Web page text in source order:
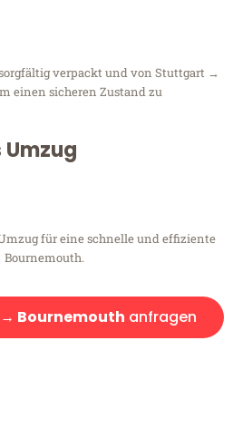
verpackt und von Stuttgart →
einen sicheren Zustand zu
Umzug
für eine schnelle und effiziente
Bournemouth anfragen